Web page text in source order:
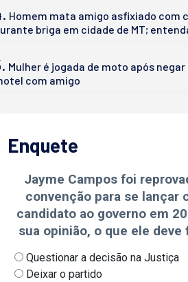
Homem mata amigo asfixiado com
briga em cidade de MT;
Mulher é jogada de moto após negar
com amigo
Enquete
Jayme Campos foi
convenção para se lançar
candidato ao governo em
sua opinião, o que ele deve
Questionar a decisão na Justiça
Deixar o partido